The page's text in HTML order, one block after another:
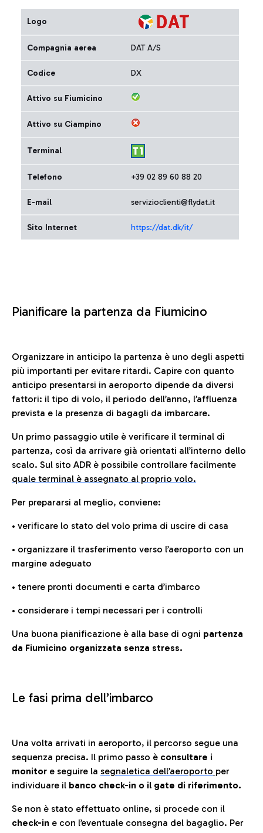
Logo
Compagnia aerea DAT A/S
Codice DX
Attivo su Fiumicino
Attivo su Ciampino
Terminal
Telefono +39 02 89 60 88 20
E-mail servizioclienti@flydat.it
Sito Internet https://dat.dk/it/
Pianificare la partenza da Fiumicino
Organizzare in anticipo la partenza è uno degli aspetti
più importanti per evitare ritardi. Capire con quanto
anticipo presentarsi in aeroporto dipende da diversi
fattori: il tipo di volo, il periodo dell’anno, l’affluenza
prevista e la presenza di bagagli da imbarcare.
Un primo passaggio utile è verificare il terminal di
partenza, così da arrivare già orientati all’interno dello
scalo. Sul sito ADR è possibile controllare facilmente
quale terminal è assegnato al proprio volo.
Per prepararsi al meglio, conviene:
• verificare lo stato del volo prima di uscire di casa
• organizzare il trasferimento verso l’aeroporto con un
margine adeguato
• tenere pronti documenti e carta d’imbarco
• considerare i tempi necessari per i controlli
Una buona pianificazione è alla base di ogni partenza
da Fiumicino organizzata senza stress.
Le fasi prima dell’imbarco
Una volta arrivati in aeroporto, il percorso segue una
sequenza precisa. Il primo passo è consultare i
monitor e seguire la segnaletica dell’aeroporto per
individuare il banco check-in o il gate di riferimento.
Se non è stato effettuato online, si procede con il
check-in e con l’eventuale consegna del bagaglio. Per